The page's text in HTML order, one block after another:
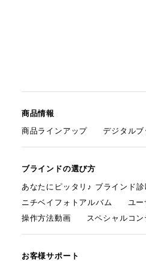
商品情報
商品ラインアップ
デジタルブ
ブラインドの選び方
あなたにピッタリ♪ ブラインド診
ニチベイフォトアルバム
ユー
操作方法動画
スペシャルコン
お客様サポート